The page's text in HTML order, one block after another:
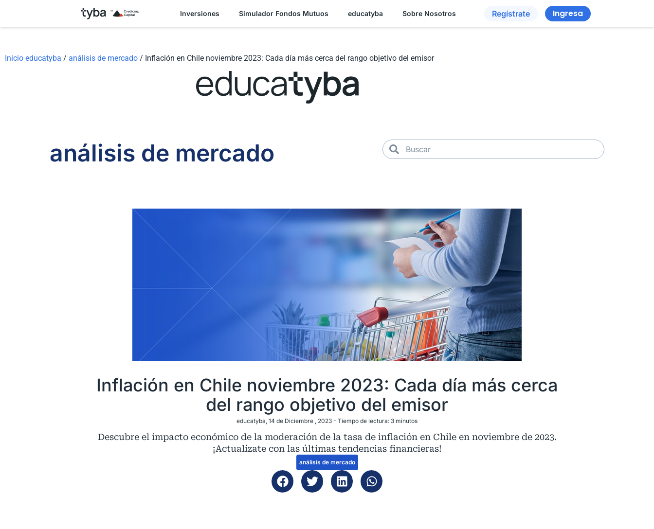
Inversiones Simulador Fondos Mutuos educatyba Sobre Nosotros Regístrate Ingresa
Inicio educatyba / análisis de mercado / Inflación en Chile noviembre 2023: Cada día más cerca del rango objetivo del emisor
análisis de mercado
Inflación en Chile noviembre 2023: Cada día más cerca
del rango objetivo del emisor
educatyba , 14 de Diciembre , 2023 - Tiempo de lectura: 3 minutos
Descubre el impacto económico de la moderación de la tasa de inflación en Chile en noviembre de 2023.
¡Actualízate con las últimas tendencias financieras!
análisis de mercado